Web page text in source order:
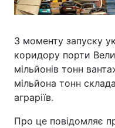
З моменту запуску
коридору порти
мільйонів тонн
мільйона тонн
аграріїв.
Про це повідомляє